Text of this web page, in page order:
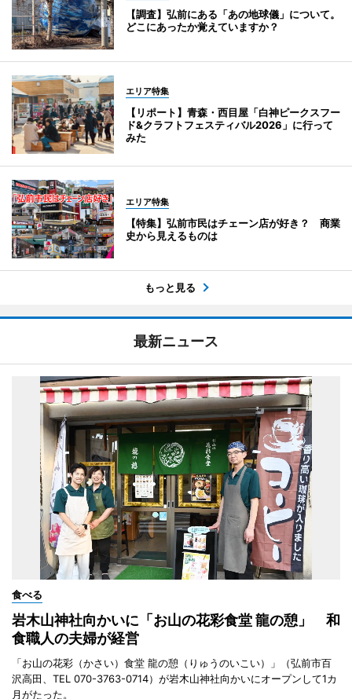
【調査】弘前にある「あの地球儀」について。
どこにあったか覚えていますか？
エリア特集
【リポート】青森・西目屋「白神ピークスフー
ド&クラフトフェスティバル2026」に行って
みた
エリア特集
【特集】弘前市民はチェーン店が好き？ 商業
史から見えるものは
もっと見る
最新ニュース
食べる
岩木山神社向かいに「お山の花彩食堂 龍の憩」 和
食職人の夫婦が経営
「お山の花彩（かさい）食堂 龍の憩（りゅうのいこい）」（弘前市百
沢高田、TEL 070-3763-0714）が岩木山神社向かいにオープンして1カ
月がたった。